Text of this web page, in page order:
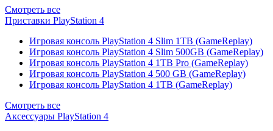
Смотреть все
Приставки PlayStation 4
Игровая консоль PlayStation 4 Slim 1TB (GameReplay)
Игровая консоль PlayStation 4 Slim 500GB (GameReplay)
Игровая консоль PlayStation 4 1TB Pro (GameReplay)
Игровая консоль PlayStation 4 500 GB (GameReplay)
Игровая консоль PlayStation 4 1TB (GameReplay)
Смотреть все
Аксессуары PlayStation 4